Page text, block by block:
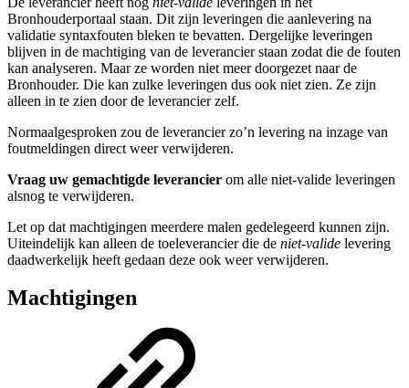
Bronhouderportaal staan. Dit zijn leveringen die aanlevering na
validatie syntaxfouten bleken te bevatten. Dergelijke leveringen
blijven in de machtiging van de leverancier staan zodat die de fouten
kan analyseren. Maar ze worden niet meer doorgezet naar de
Bronhouder. Die kan zulke leveringen dus ook niet zien. Ze zijn
alleen in te zien door de leverancier zelf.
Normaalgesproken zou de leverancier zo’n levering na inzage van
foutmeldingen direct weer verwijderen.
Vraag uw gemachtigde leverancier om alle niet-valide leveringen
alsnog te verwijderen.
Let op dat machtigingen meerdere malen gedelegeerd kunnen zijn.
Uiteindelijk kan alleen de toeleverancier die de niet-valide levering
daadwerkelijk heeft gedaan deze ook weer verwijderen.
Machtigingen